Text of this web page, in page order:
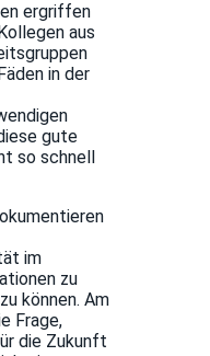
ergriffen
aus
in der
gute
so schnell
im
zu
können. Am
Frage,
die Zukunft